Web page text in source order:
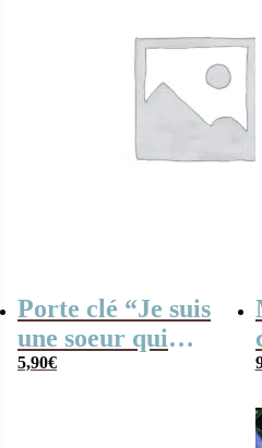
Porte clé “Je suis
une soeur qui
déchire”
5,90€